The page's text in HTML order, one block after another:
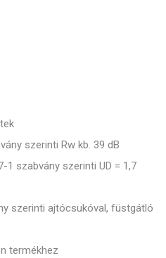
szerinti Rw kb. 39 dB
1 szabvány szerinti UD = 1,7
szerinti ajtócsukóval, füstgátló
termékhez